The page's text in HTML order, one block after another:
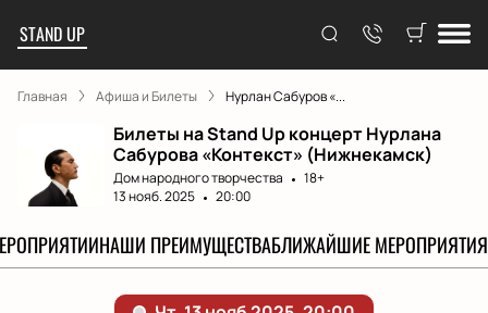
STAND UP
Главная Афиша и Билеты Нурлан Сабуров «...
Билеты на Stand Up концерт Нурлана
Сабурова «Контекст» (Нижнекамск)
Дом народного творчества
18+
13 нояб. 2025
20:00
НАШИ ПРЕИМУЩЕСТВАБЛИЖАЙШИЕ МЕРОПРИЯТИЯ